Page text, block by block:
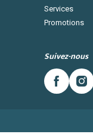
Services
Promotions
Suivez-nous